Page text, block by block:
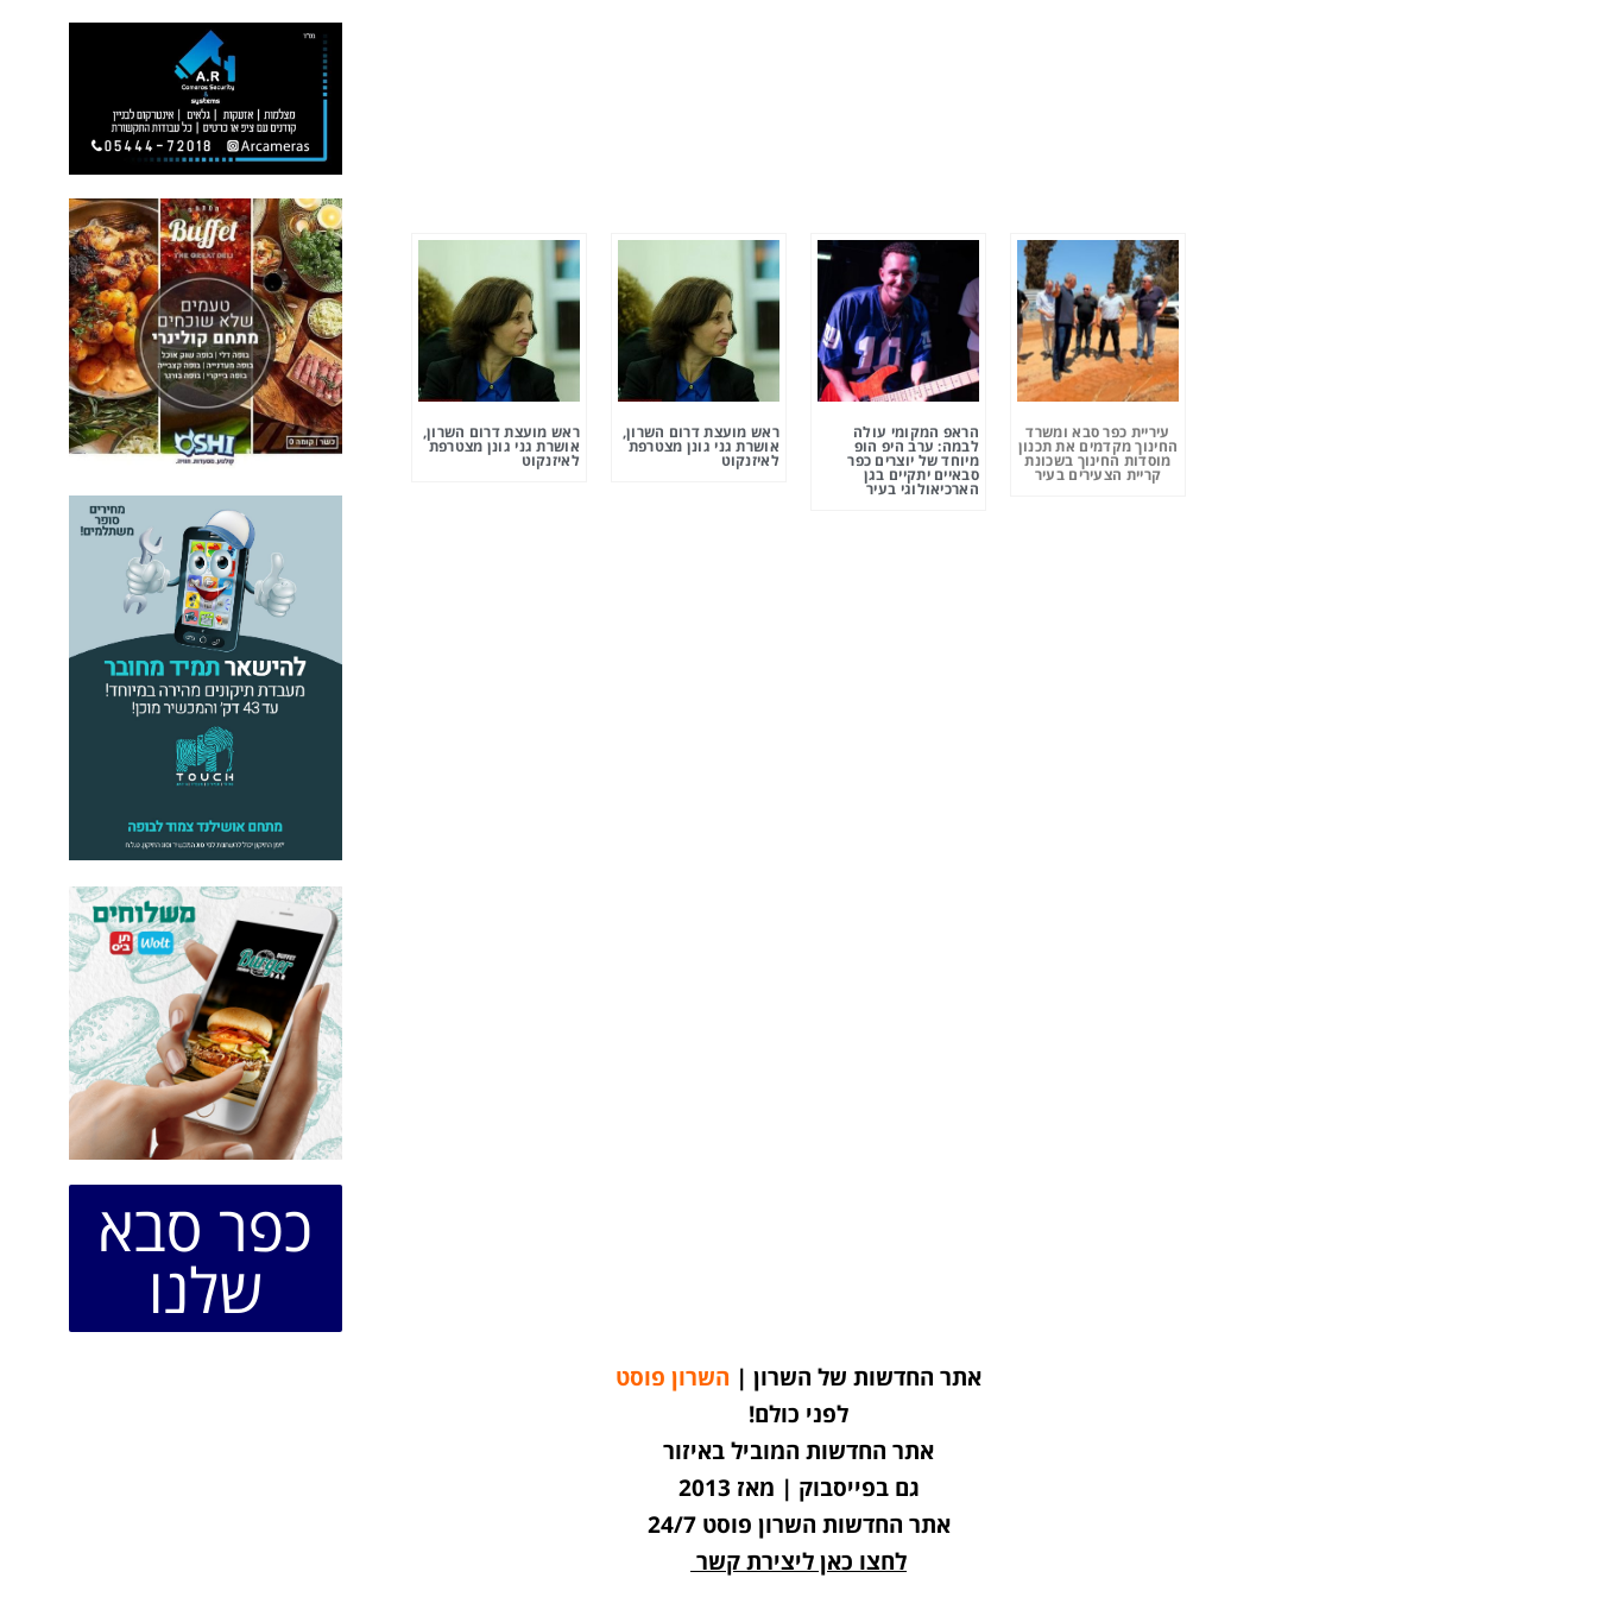
עיריית כפר סבא ומשרד
החינוך מקדמים את תכנון
מוסדות החינוך בשכונת
קריית הצעירים בעיר
הראפ המקומי עולה
לבמה: ערב היפ הופ
מיוחד של יוצרים כפר
סבאיים יתקיים בגן
הארכיאולוגי בעיר
ראש מועצת דרום השרון,
אושרת גני גונן מצטרפת
לאיזנקוט
ראש מועצת דרום השרון,
אושרת גני גונן מצטרפת
לאיזנקוט
כפר סבא
שלנו
אתר החדשות של השרון | השרון פוסט
לפני כולם!
אתר החדשות המוביל באיזור
גם בפייסבוק | מאז 2013
אתר החדשות השרון פוסט 24/7
לחצו כאן ליצירת קשר